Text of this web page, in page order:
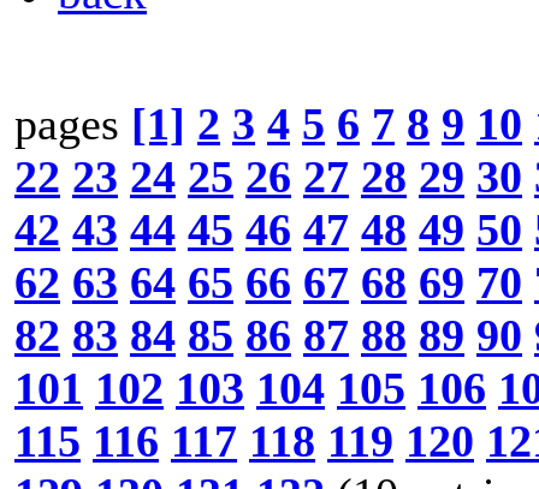
pages [1] 2 3 4 5 6 7 8 9 10
22 23 24 25 26 27 28 29 30
42 43 44 45 46 47 48 49 50
62 63 64 65 66 67 68 69 70
82 83 84 85 86 87 88 89 90
101 102 103 104 105 106
115 116 117 118 119 120